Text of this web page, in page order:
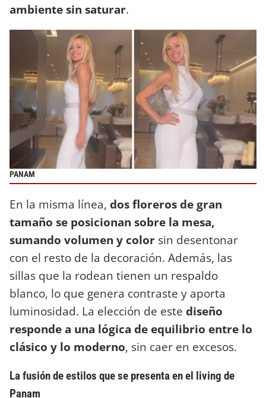
ambiente sin saturar.
PANAM
En la misma línea, dos floreros de gran
tamaño se posicionan sobre la mesa,
sumando volumen y color sin desentonar
con el resto de la decoración. Además, las
sillas que la rodean tienen un respaldo
blanco, lo que genera contraste y aporta
luminosidad. La elección de este diseño
responde a una lógica de equilibrio entre lo
clásico y lo moderno, sin caer en excesos.
La fusión de estilos que se presenta en el living de
Panam